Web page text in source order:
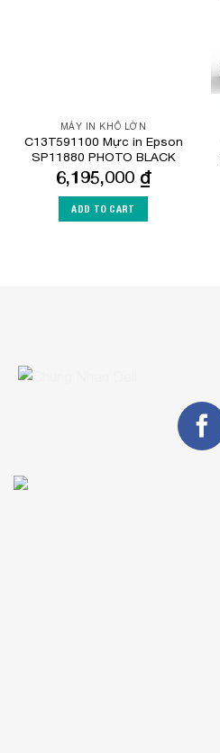
MÁY IN KHỔ LỚN
C13T591100 Mực in Epson
SP11880 PHOTO BLACK
6,195,000 ₫
ADD TO CART